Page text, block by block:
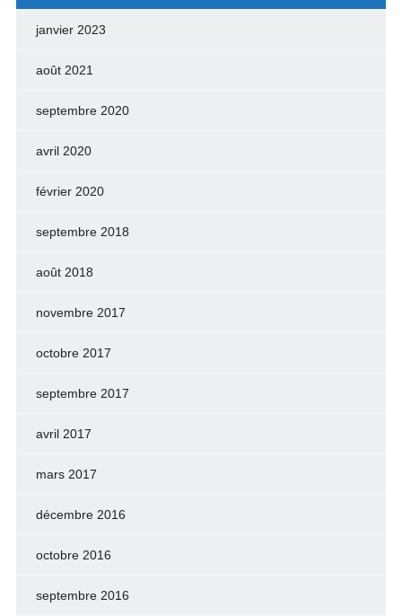
janvier 2023
août 2021
septembre 2020
avril 2020
février 2020
septembre 2018
août 2018
novembre 2017
octobre 2017
septembre 2017
avril 2017
mars 2017
décembre 2016
octobre 2016
septembre 2016